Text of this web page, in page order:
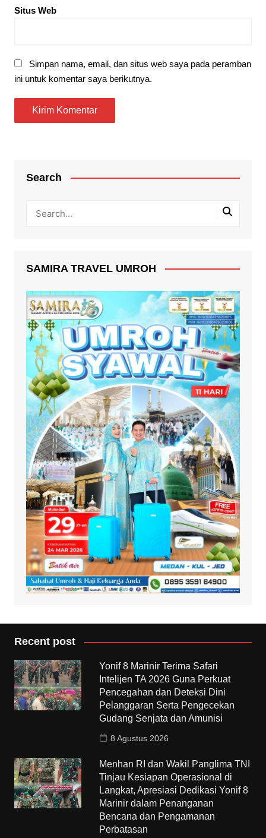
Situs Web
Simpan nama, email, dan situs web saya pada peramban
ini untuk komentar saya berikutnya.
Search
SAMIRA TRAVEL UMROH
Recent post
Yonif 8 Marinir Terima Safari
Intelijen TA 2026 Guna Perkuat
Pencegahan dan Deteksi Dini
Pelanggaran Serta Pengecekan
Gudang Senjata dan Amunisi
8 Agustus 2026
Menhan RI dan Wakil Panglima TNI
Tinjau Kesiapan Operasional di
Langkat, Apresiasi Dedikasi Yonif 8
Marinir dalam Penanganan
Bencana dan Pengamanan
Perbatasan